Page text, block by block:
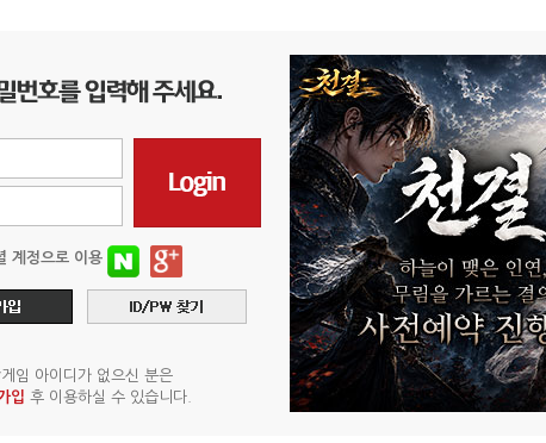
계정으로 이용
임 아이디가 없으신 분은
입 후 이용하실 수 있습니다.